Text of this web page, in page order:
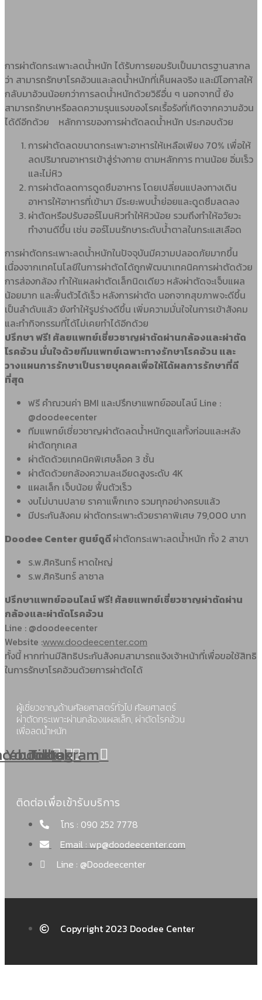
การผ่าตัดกระเพาะลดน้ำหนัก ได้รับการยอมรับเป็นมาตรฐานสากล
ว่า สามารถรักษาโรคอ้วนและลดน้ำหนักที่เห็นผลจริง และมีโอกาสให้
กลับมาอ้วนน้อยกว่าการลดน้ำหนักด้วยวิธีอื่น ๆ นอกจากนี้ ยัง
สามารถรักษาหรือลดความรุนแรงของโรคเรื้อรังที่เกิดจากความอ้วน
ได้ดีอีกด้วย
หลักการของการผ่าตัดลดน้ำหนัก ประกอบด้วย
การผ่าตัดลดขนาดกระเพาะอาหารให้เหลือเพียง 70% เพื่อให้
ลดปริมาณอาหารเข้าสู่ร่างกาย ตามหลักการ ทานน้อย อิ่มเร็ว
และไม่หิว
การผ่าตัดลดการดูดซึมอาหาร โดยเปลี่ยนแปลงทางเดิน
อาหารให้อาหารที่เข้ามา มีระยะพบน้ำย่อยและดูดซึมลดลง
ผ่าตัดหรือปรับฮอร์โมนหิวทำให้หิวน้อย รวมถึงทำให้อวัยวะ
ทำงานดีขึ้น เช่น ฮอร์โมนรักษาระดับน้ำตาลในกระแสเลือด
การผ่าตัดกระเพาะลดน้ำหนักในปัจจุบันมีความปลอดภัยมากขึ้น
เนื่องจากเทคโนโลยีในการผ่าตัดได้ถูกพัฒนาเทคนิคการผ่าตัดด้วย
การส่องกล้อง ทำให้แผลผ่าตัดเล็กนิดเดียว หลังผ่าตัดจะเจ็บแผล
น้อยมาก และฟื้นตัวได้เร็ว หลังการผ่าตัด นอกจากสุขภาพจะดีขึ้น
เป็นลำดับแล้ว ยังทำให้รูปร่างดีขึ้น เพิ่มความมั่นใจในการเข้าสังคม
และทำกิจกรรมที่ได้ไม่เคยทำได้อีกด้วย
ปรึกษา ฟรี! ศัลยแพทย์เชี่ยวชาญผ่าตัดผ่านกล้องและผ่าตัด
โรคอ้วน มั่นใจด้วยทีมแพทย์เฉพาะทางรักษาโรคอ้วน และ
วางแผนการรักษาเป็นรายบุคคลเพื่อให้ได้ผลการรักษาที่ดี
ที่สุด
ฟรี คำณวนค่า BMI และปรึกษาแพทย์ออนไลน์ Line :
@doodeecenter
ทีมแพทย์เชี่ยวชาญผ่าตัดลดน้ำหนักดูแลทั้งก่อนและหลัง
ผ่าตัดทุกเคส
ผ่าตัดด้วยเทคนิคพิเศษล็อค 3 ชั้น
ผ่าตัดด้วยกล้องความละเอียดสูงระดับ 4K
แผลเล็ก เจ็บน้อย ฟื้นตัวเร็ว
งบไม่บานปลาย ราคาแพ็กเกจ รวมทุกอย่างครบแล้ว
มีประกันสังคม ผ่าตัดกระเพาะด้วยราคาพิเศษ 79,000 บาท
Doodee Center ศูนย์ดูดีผ่าตัดกระเพาะลดน้ำหนัก ทั้ง 2 สาขา
ร.พ.ศิครินทร์ หาดใหญ่
ร.พ.ศิครินทร์ ลาซาล
ปรึกษาแพทย์ออนไลน์ ฟรี! ศัลยแพทย์เชี่ยวชาญผ่าตัดผ่าน
กล้องและผ่าตัดโรคอ้วน
Line : @doodeecenter
Website :www.doodeecenter.com
ทั้งนี้ หากท่านมีสิทธิประกันสังคมสามารถแจ้งเจ้าหน้าที่เพื่อขอใช้สิทธิ
ในการรักษาโรคอ้วนด้วยการผ่าตัดได้
ผู้เชี่ยวชาญด้านศัลยศาสตร์ทั่วไป ศัลยศาสตร์
ผ่าตัดกระเพาะผ่านกล้องแผลเล็ก, ผ่าตัดโรคอ้วน
เพื่อลดน้ำหนัก
Youtube
Tiktok
Instagram
ติดต่อเพื่อเข้ารับบริการ
โทร : 090 252 7778
Email : wp@doodeecenter.com
Line : @Doodeecenter
Copyright 2023 Doodee Center